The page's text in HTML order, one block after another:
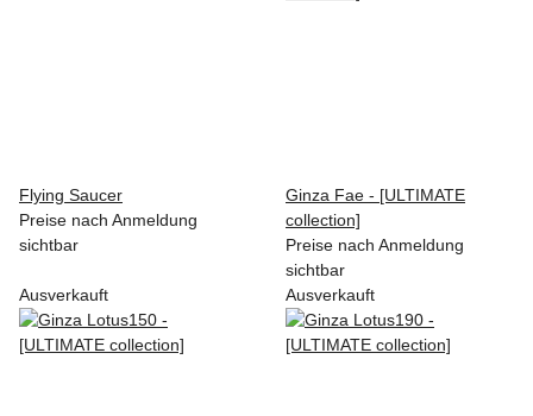
Flying Saucer
Preise nach Anmeldung
sichtbar
Ginza Fae - [ULTIMATE
collection]
Preise nach Anmeldung
sichtbar
Ausverkauft
Ausverkauft